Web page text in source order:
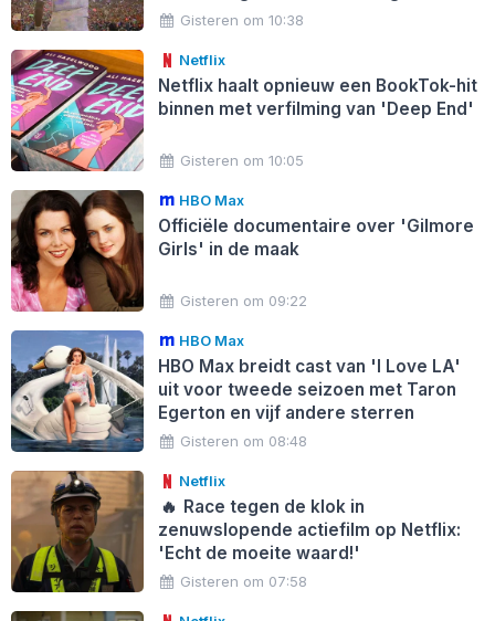
Gisteren om 10:38
Netflix
Netflix haalt opnieuw een BookTok-hit
binnen met verfilming van 'Deep End'
Gisteren om 10:05
HBO Max
Officiële documentaire over 'Gilmore
Girls' in de maak
Gisteren om 09:22
HBO Max
HBO Max breidt cast van 'I Love LA'
uit voor tweede seizoen met Taron
Egerton en vijf andere sterren
Gisteren om 08:48
Netflix
🔥 Race tegen de klok in
zenuwslopende actiefilm op Netflix:
'Echt de moeite waard!'
Gisteren om 07:58